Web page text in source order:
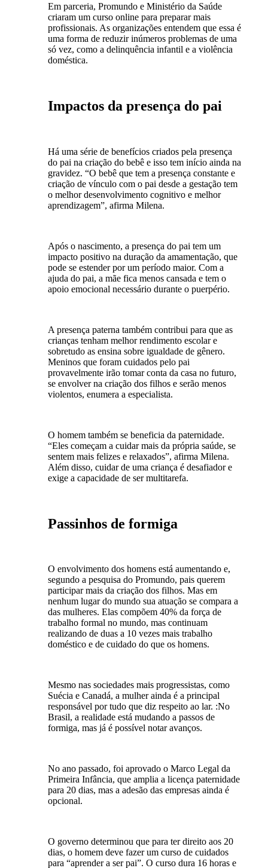
Em parceria, Promundo e Ministério da Saúde
criaram um curso online para preparar mais
profissionais. As organizações entendem que essa é
uma forma de reduzir inúmeros problemas de uma
só vez, como a delinquência infantil e a violência
doméstica.
Impactos da presença do pai
Há uma série de benefícios criados pela presença
do pai na criação do bebê e isso tem início ainda na
gravidez. “O bebê que tem a presença constante e
criação de vínculo com o pai desde a gestação tem
o melhor desenvolvimento cognitivo e melhor
aprendizagem”, afirma Milena.
Após o nascimento, a presença do pai tem um
impacto positivo na duração da amamentação, que
pode se estender por um período maior. Com a
ajuda do pai, a mãe fica menos cansada e tem o
apoio emocional necessário durante o puerpério.
A presença paterna também contribui para que as
crianças tenham melhor rendimento escolar e
sobretudo as ensina sobre igualdade de gênero.
Meninos que foram cuidados pelo pai
provavelmente irão tomar conta da casa no futuro,
se envolver na criação dos filhos e serão menos
violentos, enumera a especialista.
O homem também se beneficia da paternidade.
“Eles começam a cuidar mais da própria saúde, se
sentem mais felizes e relaxados”, afirma Milena.
Além disso, cuidar de uma criança é desafiador e
exige a capacidade de ser multitarefa.
Passinhos de formiga
O envolvimento dos homens está aumentando e,
segundo a pesquisa do Promundo, pais querem
participar mais da criação dos filhos. Mas em
nenhum lugar do mundo sua atuação se compara a
das mulheres. Elas compõem 40% da força de
trabalho formal no mundo, mas continuam
realizando de duas a 10 vezes mais trabalho
doméstico e de cuidado do que os homens.
Mesmo nas sociedades mais progressistas, como
Suécia e Canadá, a mulher ainda é a principal
responsável por tudo que diz respeito ao lar. :No
Brasil, a realidade está mudando a passos de
formiga, mas já é possível notar avanços.
No ano passado, foi aprovado o Marco Legal da
Primeira Infância, que amplia a licença paternidade
para 20 dias, mas a adesão das empresas ainda é
opcional.
O governo determinou que para ter direito aos 20
dias, o homem deve fazer um curso de cuidados
para “aprender a ser pai”. O curso dura 16 horas e